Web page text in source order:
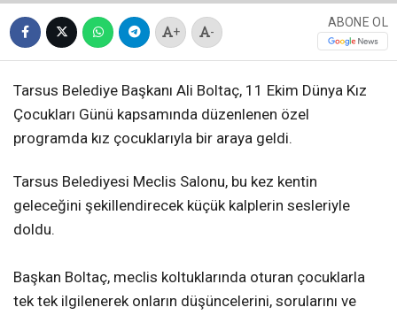
+ -
ABONE OL
Tarsus Belediye Başkanı Ali Boltaç, 11 Ekim Dünya Kız
Çocukları Günü kapsamında düzenlenen özel
programda kız çocuklarıyla bir araya geldi.
Tarsus Belediyesi Meclis Salonu, bu kez kentin
geleceğini şekillendirecek küçük kalplerin sesleriyle
doldu.
Başkan Boltaç, meclis koltuklarında oturan çocuklarla
tek tek ilgilenerek onların düşüncelerini, sorularını ve